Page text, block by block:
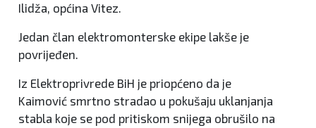
Ilidža, općina Vitez.
Jedan član elektromonterske ekipe lakše je
povrijeđen.
Iz Elektroprivrede BiH je priopćeno da je
Kaimović smrtno stradao u pokušaju uklanjanja
stabla koje se pod pritiskom snijega obrušilo na